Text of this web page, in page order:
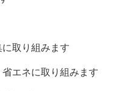
り組みます
に取り組みます